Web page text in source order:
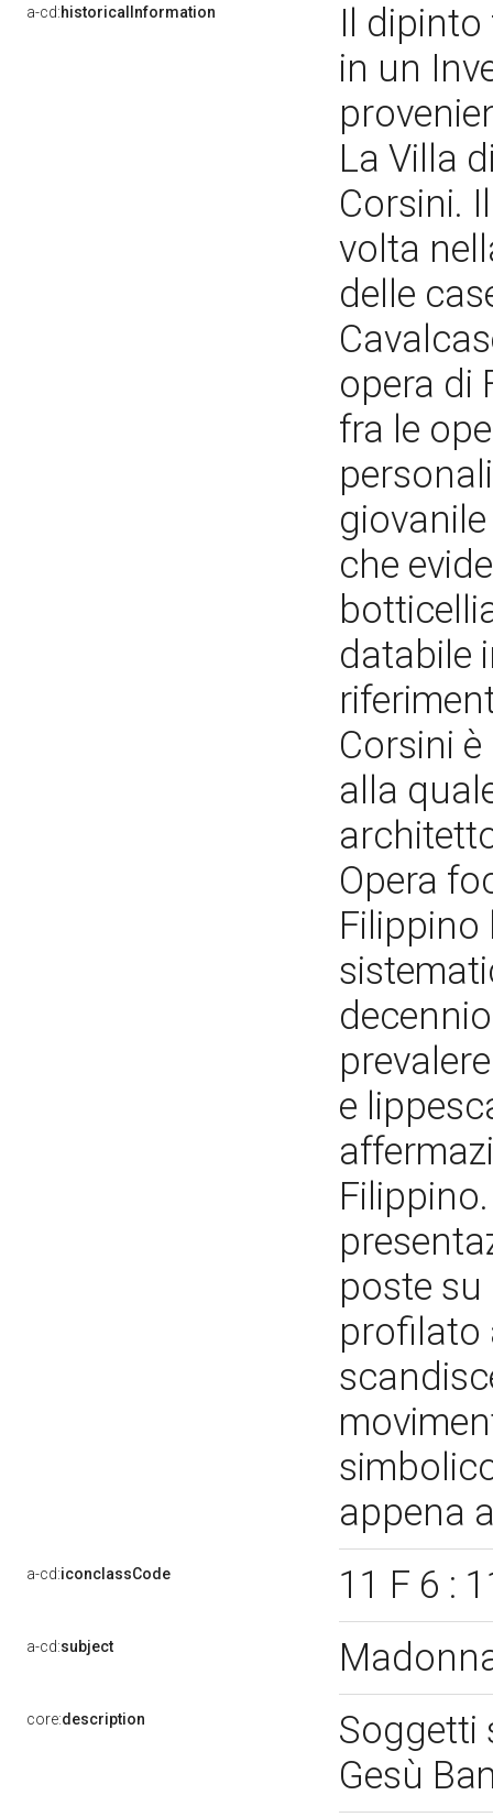
a-cd:historicalInformation
Il
in un
La Villa
Corsini.
volta
delle
opera di
fra le
che
databile
Corsini
alla
Opera
Filippino
e
poste
profilato
appena
a-cd:iconclassCode 11 F 6 :
a-cd:subject
core:description
Soggetti
Gesù